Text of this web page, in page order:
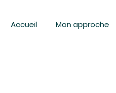
Accueil Mon approche